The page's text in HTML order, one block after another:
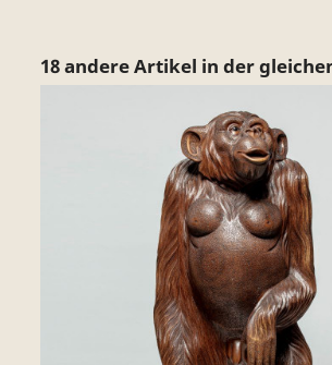
18 andere Artikel in der